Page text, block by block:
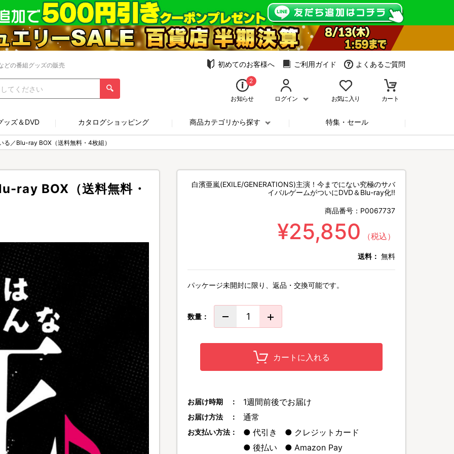
どの番組グッズの販売 初めてのお客様へ ご利用ガイド よくあるご質問
2
お知らせ ログイン お気に入り カート
ッズ＆DVD カタログショッピング 商品カテゴリから探す 特集・セール
る／Blu-ray BOX（送料無料・4枚組）
ray BOX（送料無料・
白濱亜嵐(EXILE/GENERATIONS)主演！今までにない究極のサバ
イバルゲームがついにDVD＆Blu-ray化!!
商品番号： P0067737
¥25,850 （税込）
送料： 無料
パッケージ未開封に限り、返品・交換可能です。
数量：
カートに入れる
お届け時期 ： 1週間前後でお届け
お届け方法 ： 通常
お支払い方法： 代引き
クレジットカード
後払い
Amazon Pay